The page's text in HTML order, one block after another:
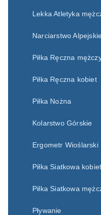
Lekka Atletyka
Narciarstwo Alpejskie
Piłka Ręczna
Piłka Ręczna kobiet
Piłka Nożna
Kolarstwo Górskie
Ergometr Wioślarski
Piłka Siatkowa kobiet
Piłka Siatkowa
Pływanie